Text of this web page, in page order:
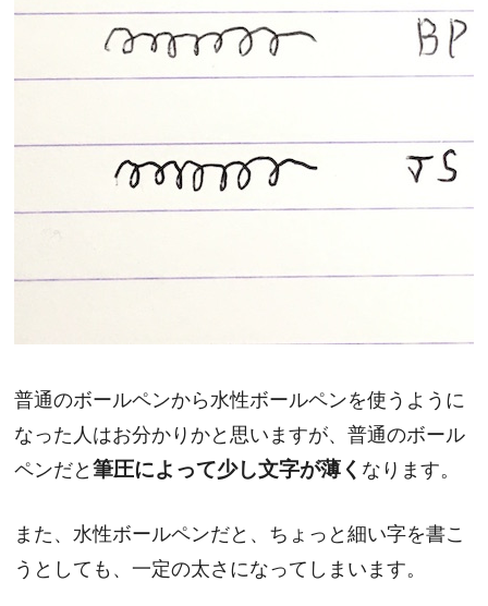
普通のボールペンから水性ボールペンを使うように
なった人はお分かりかと思いますが、普通のボール
ペンだと筆圧によって少し文字が薄く なります。
また、水性ボールペンだと、ちょっと細い字を書こ
うとしても、一定の太さになってしまいます。